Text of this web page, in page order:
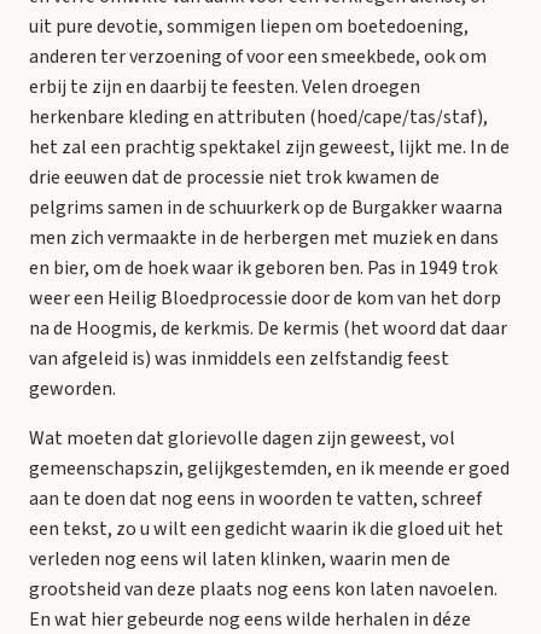
uit pure devotie, sommigen liepen om boetedoening,
anderen ter verzoening of voor een smeekbede, ook om
erbij te zijn en daarbij te feesten. Velen droegen
herkenbare kleding en attributen (hoed/cape/tas/staf),
het zal een prachtig spektakel zijn geweest, lijkt me. In de
drie eeuwen dat de processie niet trok kwamen de
pelgrims samen in de schuurkerk op de Burgakker waarna
men zich vermaakte in de herbergen met muziek en dans
en bier, om de hoek waar ik geboren ben. Pas in 1949 trok
weer een Heilig Bloedprocessie door de kom van het dorp
na de Hoogmis, de kerkmis. De kermis (het woord dat daar
van afgeleid is) was inmiddels een zelfstandig feest
geworden.
Wat moeten dat glorievolle dagen zijn geweest, vol
gemeenschapszin, gelijkgestemden, en ik meende er goed
aan te doen dat nog eens in woorden te vatten, schreef
een tekst, zo u wilt een gedicht waarin ik die gloed uit het
verleden nog eens wil laten klinken, waarin men de
grootsheid van deze plaats nog eens kon laten navoelen.
En wat hier gebeurde nog eens wilde herhalen in déze